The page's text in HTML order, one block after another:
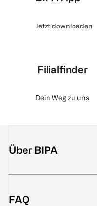
Jetzt downloaden
Filialfinder
Dein Weg zu uns
Über BIPA
FAQ